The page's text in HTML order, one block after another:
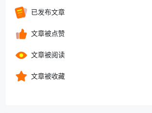
已发布文章
文章被点赞
文章被阅读
文章被收藏